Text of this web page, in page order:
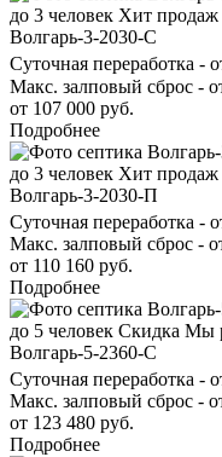
до 3 человек Хит продаж
Волгарь-3-2030-С
Суточная переработка -
Макс. залповый сброс -
от 107 000 руб.
Подробнее
до 3 человек Хит продаж
Волгарь-3-2030-П
Суточная переработка -
Макс. залповый сброс -
от 110 160 руб.
Подробнее
до 5 человек Скидка Мы
Волгарь-5-2360-С
Суточная переработка -
Макс. залповый сброс -
от 123 480 руб.
Подробнее